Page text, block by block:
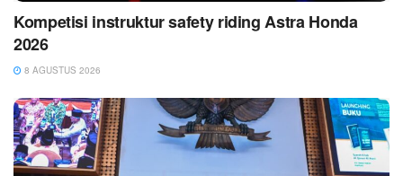
Kompetisi instruktur safety riding Astra Honda
2026
8 AGUSTUS 2026